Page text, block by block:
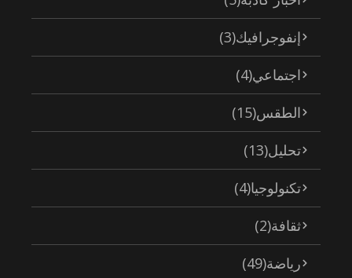
إنفوجرافيك(3)
اجتماعي(4)
الطقس(15)
تحليل(13)
تكنولوجيا(4)
ثقافة(2)
رياضة(49)